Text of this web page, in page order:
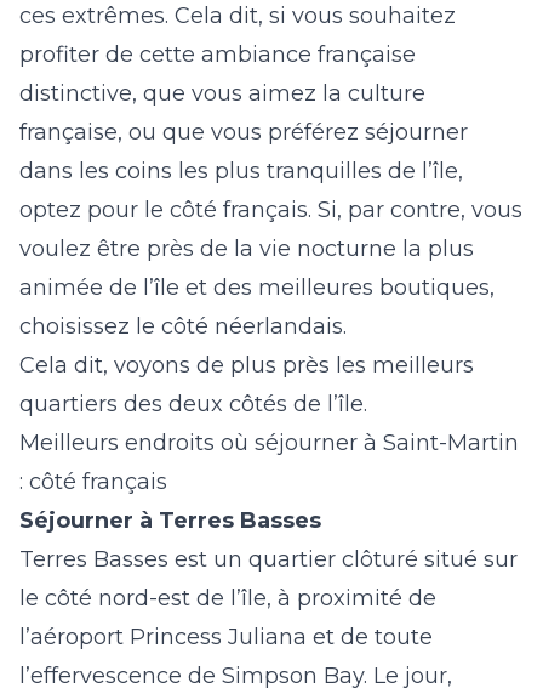
ces extrêmes. Cela dit, si vous souhaitez
profiter de cette ambiance française
distinctive, que vous aimez la culture
française, ou que vous préférez séjourner
dans les coins les plus tranquilles de l’île,
optez pour le côté français. Si, par contre, vous
voulez être près de la vie nocturne la plus
animée de l’île et des meilleures boutiques,
choisissez le côté néerlandais.
Cela dit, voyons de plus près les meilleurs
quartiers des deux côtés de l’île.
Meilleurs endroits où séjourner à Saint-Martin
: côté français
Séjourner à Terres Basses
Terres Basses est un quartier clôturé situé sur
le côté nord-est de l’île, à proximité de
l’aéroport Princess Juliana et de toute
l’effervescence de Simpson Bay. Le jour,